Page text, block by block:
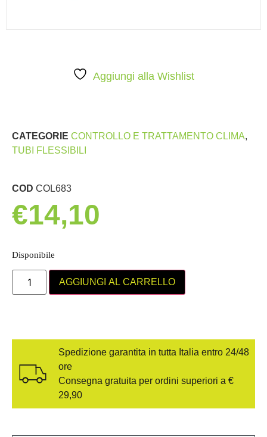
Aggiungi alla Wishlist
CATEGORIE CONTROLLO E TRATTAMENTO CLIMA,
TUBI FLESSIBILI
COD COL683
€14,10
Disponibile
AGGIUNGI AL CARRELLO
Spedizione garantita in tutta Italia entro 24/48
ore
Consegna gratuita per ordini superiori a €
29,90